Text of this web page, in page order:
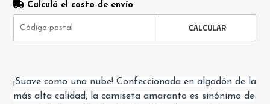
Calculá el costo de envío
CALCULAR
¡Suave como una nube! Confeccionada en algodón de la
más alta calidad, la camiseta amaranto es sinónimo de